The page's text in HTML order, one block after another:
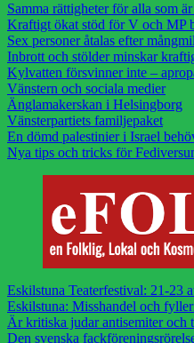
Samma rättigheter för alla som
Kraftigt ökat stöd för V och MP
Sex personer åtalas efter
Inbrott och stölder minskar
Kylvatten försvinner inte –
Vänstern och sociala medier
Änglamakerskan i Helsingborg
Vänsterpartiets familjepaket
En dömd palestinier i Israel
Nya tips och tricks för
Eskilstuna Teaterfestival: 21-23
Eskilstuna: Misshandel och
Är kritiska judar antisemiter och
Den svenska